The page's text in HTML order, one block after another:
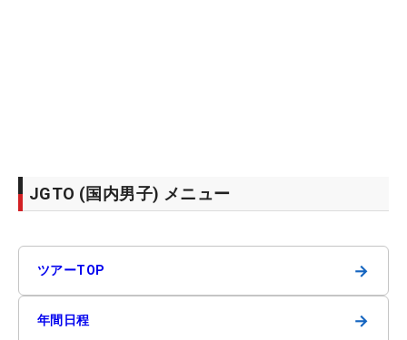
JGTO (国内男子) メニュー
ツアーTOP →
年間日程 →